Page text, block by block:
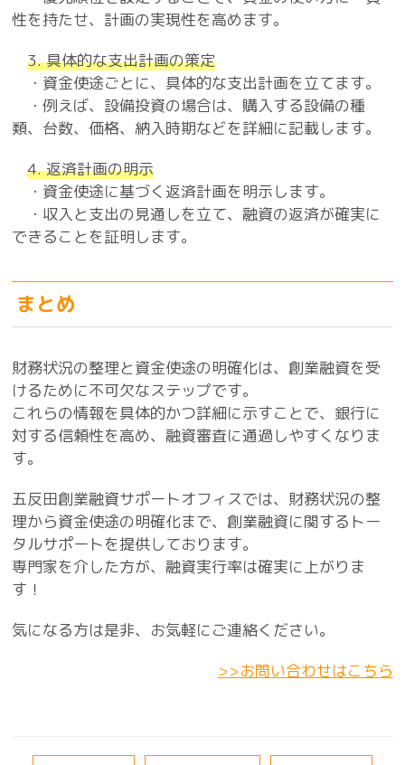
性を持たせ、計画の実現性を高めます。
3. 具体的な支出計画の策定
・資金使途ごとに、具体的な支出計画を立てます。
・例えば、設備投資の場合は、購入する設備の種
類、台数、価格、納入時期などを詳細に記載します。
4. 返済計画の明示
・資金使途に基づく返済計画を明示します。
・収入と支出の見通しを立て、融資の返済が確実に
できることを証明します。
まとめ
財務状況の整理と資金使途の明確化は、創業融資を受
けるために不可欠なステップです。
これらの情報を具体的かつ詳細に示すことで、銀行に
対する信頼性を高め、融資審査に通過しやすくなりま
す。
五反田創業融資サポートオフィスでは、財務状況の整
理から資金使途の明確化まで、創業融資に関するトー
タルサポートを提供しております。
専門家を介した方が、融資実行率は確実に上がりま
す！
気になる方は是非、お気軽にご連絡ください。
>>お問い合わせはこちら